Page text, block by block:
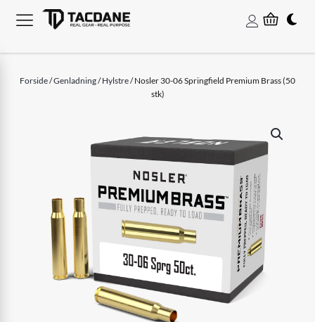
Forside/Genladning/Hylstre/ Nosler 30-06 Springfield Premium Brass (50
stk)